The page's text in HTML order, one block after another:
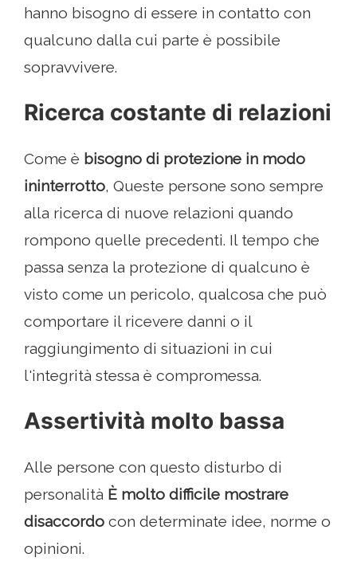
hanno bisogno di essere in contatto con
qualcuno dalla cui parte è possibile
sopravvivere.
Ricerca costante di relazioni
Come è bisogno di protezione in modo
ininterrotto, Queste persone sono sempre
alla ricerca di nuove relazioni quando
rompono quelle precedenti. Il tempo che
passa senza la protezione di qualcuno è
visto come un pericolo, qualcosa che può
comportare il ricevere danni o il
raggiungimento di situazioni in cui
l'integrità stessa è compromessa.
Assertività molto bassa
Alle persone con questo disturbo di
personalità È molto difficile mostrare
disaccordo con determinate idee, norme o
opinioni.